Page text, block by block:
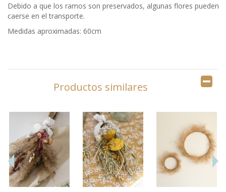
Debido a que los ramos son preservados, algunas flores pueden
caerse en el transporte.
Medidas aproximadas: 60cm
Productos similares